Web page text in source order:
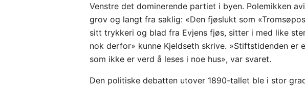
Venstre det dominerende partiet i byen. Polemikken
grov og langt fra saklig: «Den fjøslukt som
sitt trykkeri og blad fra Evjens fjøs, sitter i med like
nok derfor» kunne Kjeldseth skrive. »Stiftstidenden er
som ikke er verd å leses i noe hus», var svaret.
Den politiske debatten utover 1890-tallet ble i stor